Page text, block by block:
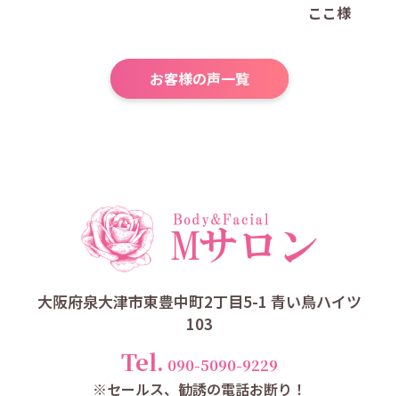
ここ様
お客様の声一覧
大阪府泉大津市東豊中町2丁目5-1 青い鳥ハイツ
103
Tel. 090-5090-9229
※セールス、勧誘の電話お断り！